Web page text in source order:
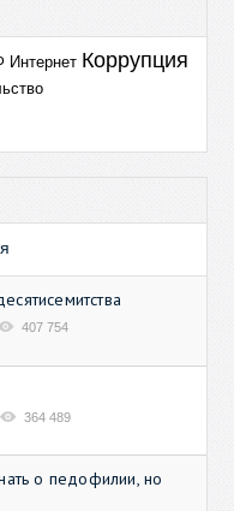
Интернет Коррупция
407 754
364 489
о педофилии, но